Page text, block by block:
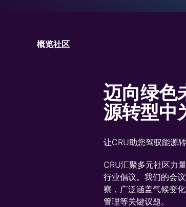
概览社区
迈向绿色
源转型中
让CRU助您驾驭能源
CRU汇聚多元社区力
行业倡议。我们的会
察，广泛涵盖气候变
管理等关键议题。